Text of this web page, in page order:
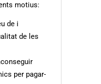
motius:
de i
de les
per pagar-